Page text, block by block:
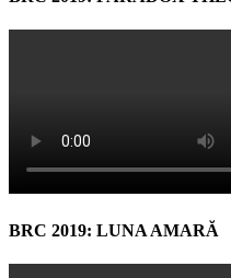
BRC 2019: LUNA AMARĂ